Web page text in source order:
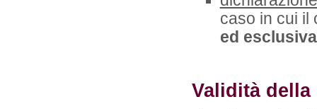
caso in cui
ed
Validità della